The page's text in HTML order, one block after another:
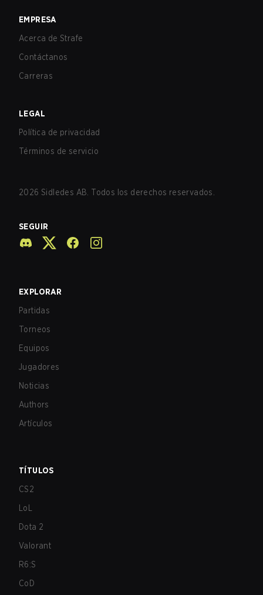
EMPRESA
Acerca de Strafe
Contáctanos
Carreras
LEGAL
Política de privacidad
Términos de servicio
2026 Sidledes AB. Todos los derechos reservados.
SEGUIR
EXPLORAR
Partidas
Torneos
Equipos
Jugadores
Noticias
Authors
Artículos
TÍTULOS
CS2
LoL
Dota 2
Valorant
R6:S
CoD